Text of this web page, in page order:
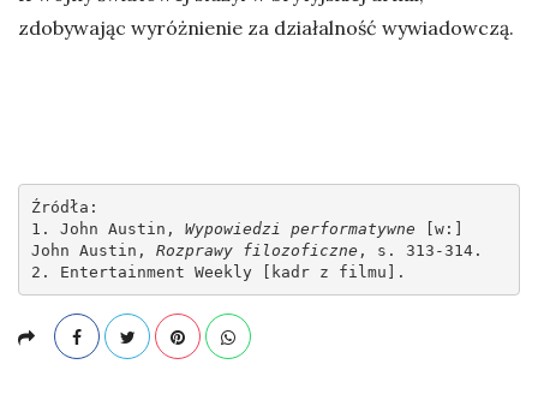
zdobywając wyróżnienie za działalność wywiadowczą.
Źródła:
1. John Austin, Wypowiedzi performatywne [w:]
John Austin, Rozprawy filozoficzne , s. 313-314.
2. Entertainment Weekly [kadr z filmu].